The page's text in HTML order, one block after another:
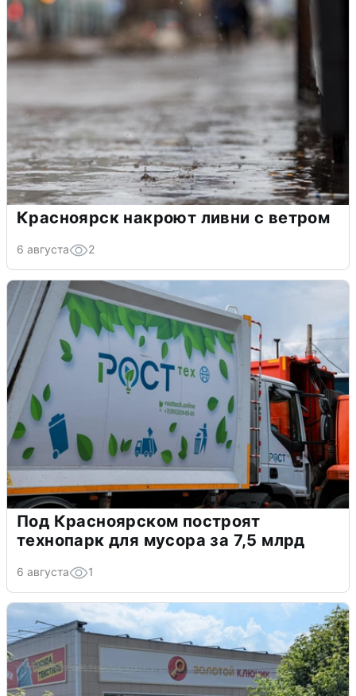
Красноярск накроют ливни с ветром
6 августа 2
Под Красноярском построят
технопарк для мусора за 7,5 млрд
6 августа 1